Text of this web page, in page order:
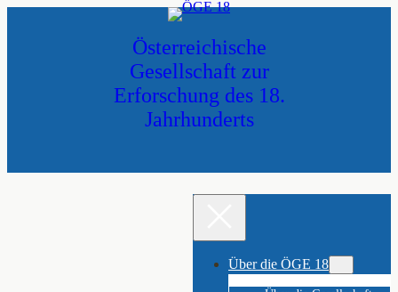
Österreichische
Gesellschaft zur
Erforschung des 18.
Jahrhunderts
Über die ÖGE 18